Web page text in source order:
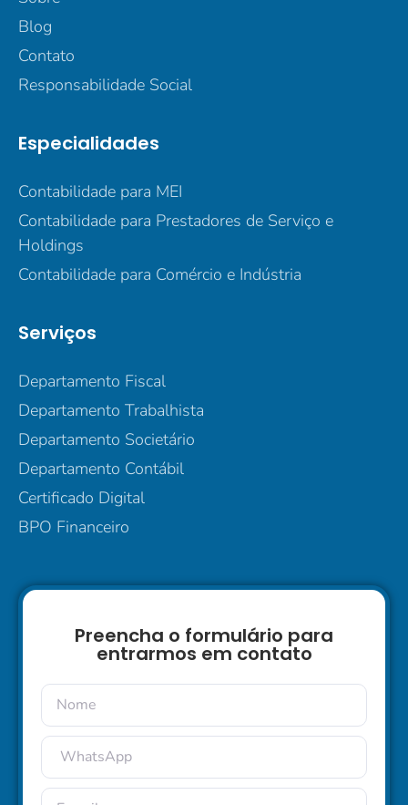
Blog
Contato
Responsabilidade Social
Especialidades
Contabilidade para MEI
Contabilidade para Prestadores de Serviço e
Holdings
Contabilidade para Comércio e Indústria
Serviços
Departamento Fiscal
Departamento Trabalhista
Departamento Societário
Departamento Contábil
Certificado Digital
BPO Financeiro
Preencha o formulário para
entrarmos em contato